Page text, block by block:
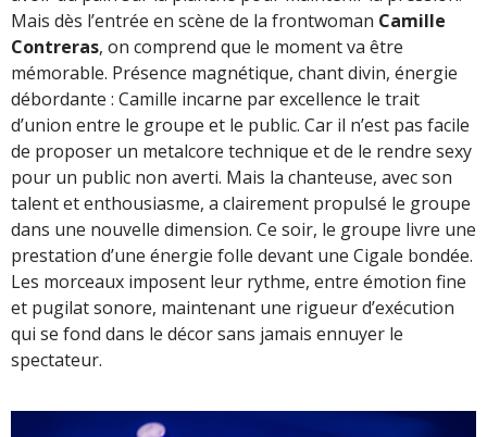
Mais dès l’entrée en scène de la frontwoman Camille
Contreras, on comprend que le moment va être
mémorable. Présence magnétique, chant divin, énergie
débordante : Camille incarne par excellence le trait
d’union entre le groupe et le public. Car il n’est pas facile
de proposer un metalcore technique et de le rendre sexy
pour un public non averti. Mais la chanteuse, avec son
talent et enthousiasme, a clairement propulsé le groupe
dans une nouvelle dimension. Ce soir, le groupe livre une
prestation d’une énergie folle devant une Cigale bondée.
Les morceaux imposent leur rythme, entre émotion fine
et pugilat sonore, maintenant une rigueur d’exécution
qui se fond dans le décor sans jamais ennuyer le
spectateur.